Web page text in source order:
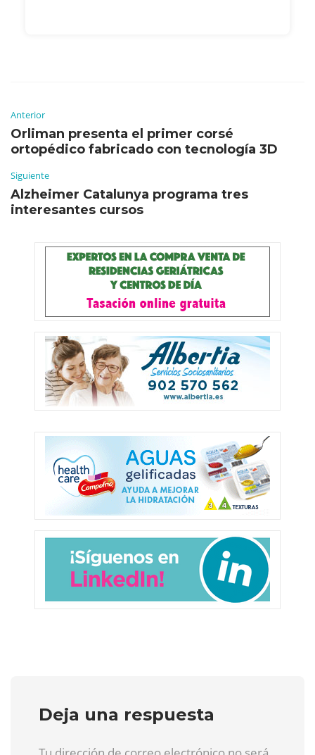
Anterior
Orliman presenta el primer corsé
ortopédico fabricado con tecnología 3D
Siguiente
Alzheimer Catalunya programa tres
interesantes cursos
Deja una respuesta